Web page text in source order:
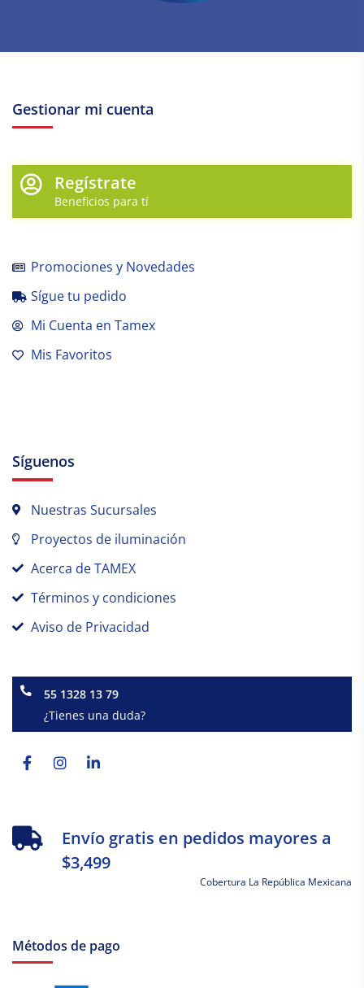
Gestionar mi cuenta
Regístrate
Beneficios para tí
Promociones y Novedades
Sígue tu pedido
Mi Cuenta en Tamex
Mis Favoritos
Síguenos
Nuestras Sucursales
Proyectos de iluminación
Acerca de TAMEX
Términos y condiciones
Aviso de Privacidad
55 1328 13 79
¿Tienes una duda?
f
Envío gratis en pedidos mayores a
$3,499
Cobertura La República Mexicana
Métodos de pago